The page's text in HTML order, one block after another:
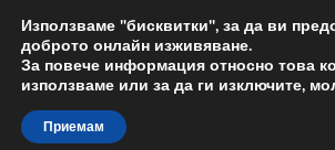
ДОСТАВКА от 12
Доставка по целия
Skip
to
Skip
to
Използваме "бисквитки", за да ви
доброто онлайн изживяване.
За повече информация относно това
използваме или за да ги изключите,
Приемам